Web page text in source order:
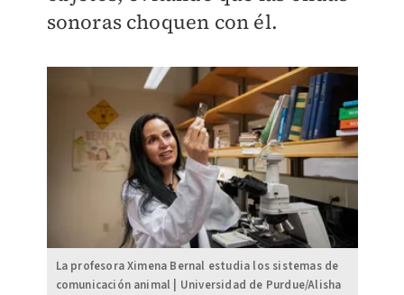
sonoras choquen con él.
La profesora Ximena Bernal estudia los sistemas de
comunicación animal | Universidad de Purdue/Alisha